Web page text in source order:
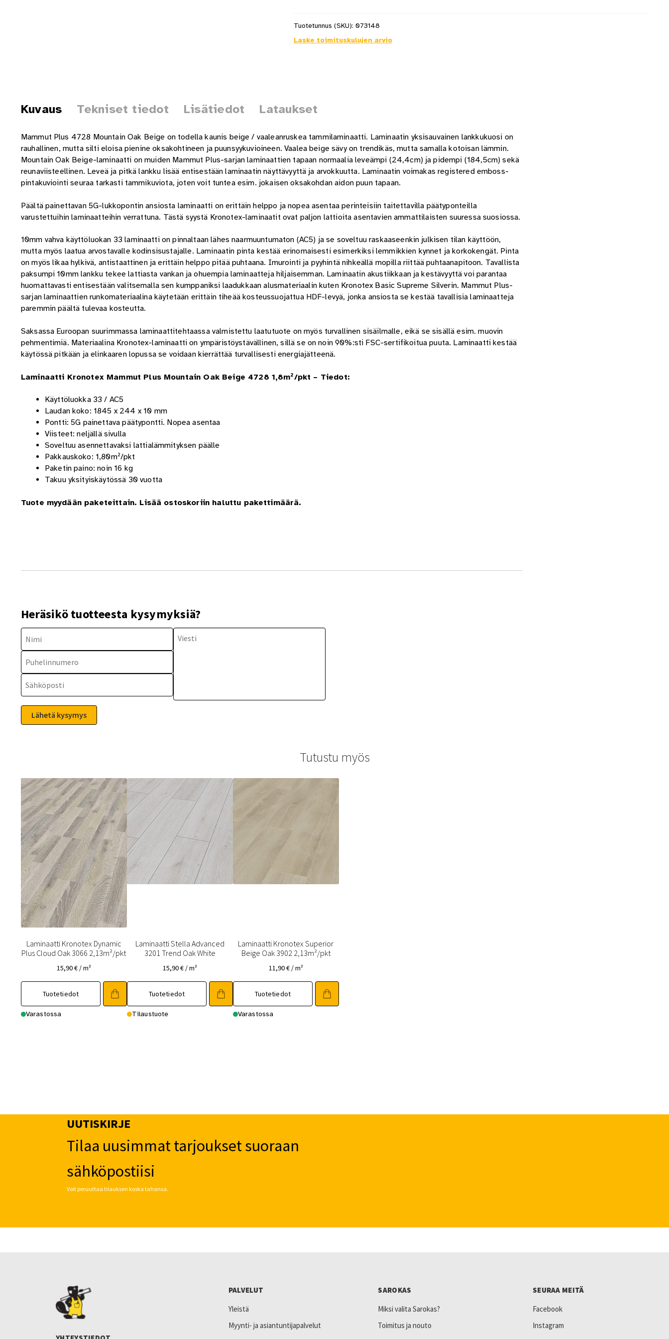
Tuotetunnus (SKU): 073148
Laske toimituskulujen arvio
Kuvaus Tekniset tiedot Lisätiedot Lataukset
Mammut Plus 4728 Mountain Oak Beige on todella kaunis beige / vaaleanruskea tammilaminaatti. Laminaatin yksisauvainen lankkukuosi on
rauhallinen, mutta silti eloisa pienine oksakohtineen ja puunsyykuvioineen. Vaalea beige sävy on trendikäs, mutta samalla kotoisan lämmin.
Mountain Oak Beige-laminaatti on muiden Mammut Plus-sarjan laminaattien tapaan normaalia leveämpi (24,4cm) ja pidempi (184,5cm) sekä
reunaviisteellinen. Leveä ja pitkä lankku lisää entisestään laminaatin näyttävyyttä ja arvokkuutta. Laminaatin voimakas registered emboss-
pintakuviointi seuraa tarkasti tammikuviota, joten voit tuntea esim. jokaisen oksakohdan aidon puun tapaan.
Päältä painettavan 5G-lukkopontin ansiosta laminaatti on erittäin helppo ja nopea asentaa perinteisiin taitettavilla päätyponteilla
varustettuihin laminaatteihin verrattuna. Tästä syystä Kronotex-laminaatit ovat paljon lattioita asentavien ammattilaisten suuressa suosiossa.
10mm vahva käyttöluokan 33 laminaatti on pinnaltaan lähes naarmuuntumaton (AC5) ja se soveltuu raskaaseenkin julkisen tilan käyttöön,
mutta myös laatua arvostavalle kodinsisustajalle. Laminaatin pinta kestää erinomaisesti esimerkiksi lemmikkien kynnet ja korkokengät. Pinta
on myös likaa hylkivä, antistaattinen ja erittäin helppo pitää puhtaana. Imurointi ja pyyhintä nihkeällä mopilla riittää puhtaanapitoon. Tavallista
paksumpi 10mm lankku tekee lattiasta vankan ja ohuempia laminaatteja hiljaisemman. Laminaatin akustiikkaan ja kestävyyttä voi parantaa
huomattavasti entisestään valitsemalla sen kumppaniksi laadukkaan alusmateriaalin kuten Kronotex Basic Supreme Silverin. Mammut Plus-
sarjan laminaattien runkomateriaalina käytetään erittäin tiheää kosteussuojattua HDF-levyä, jonka ansiosta se kestää tavallisia laminaatteja
paremmin päältä tulevaa kosteutta.
Saksassa Euroopan suurimmassa laminaattitehtaassa valmistettu laatutuote on myös turvallinen sisäilmalle, eikä se sisällä esim. muovin
pehmentimiä. Materiaalina Kronotex-laminaatti on ympäristöystävällinen, sillä se on noin 90%:sti FSC-sertifikoitua puuta. Laminaatti kestää
käytössä pitkään ja elinkaaren lopussa se voidaan kierrättää turvallisesti energiajätteenä.
Laminaatti Kronotex Mammut Plus Mountain Oak Beige 4728 1,8m²/pkt – Tiedot:
Käyttöluokka 33 / AC5
Laudan koko: 1845 x 244 x 10 mm
Pontti: 5G painettava päätypontti. Nopea asentaa
Viisteet: neljällä sivulla
Soveltuu asennettavaksi lattialämmityksen päälle
Pakkauskoko: 1,80m²/pkt
Paketin paino: noin 16 kg
Takuu yksityiskäytössä 30 vuotta
Tuote myydään paketeittain. Lisää ostoskoriin haluttu pakettimäärä.
Heräsikö tuotteesta kysymyksiä?
Tutustu myös
Laminaatti Kronotex Dynamic
Plus Cloud Oak 3066 2,13m²/pkt
15,90€ / m²
Tuotetiedot
Varastossa
Laminaatti Stella Advanced
3201 Trend Oak White
15,90€ / m²
Tuotetiedot
Tilaustuote
Laminaatti Kronotex Superior
Beige Oak 3902 2,13m²/pkt
11,90€ / m²
Tuotetiedot
Varastossa
UUTISKIRJE
Tilaa uusimmat tarjoukset suoraan
sähköpostiisi
Voit peruuttaa tilauksen koska tahansa.
PALVELUT
Yleistä
Myynti- ja asiantuntijapalvelut
SAROKAS
Miksi valita Sarokas?
Toimitus ja nouto
SEURAA MEITÄ
Facebook
Instagram